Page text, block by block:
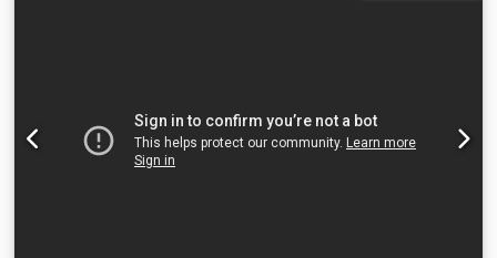
173E upp till 40 mm diameter Dodom E I D Hjpfx Aklokr
spindelnos A2-5 spindelhastighet 4500 rpm
verktygsplatser 8 stationer verktygsskaft 20x20 mm